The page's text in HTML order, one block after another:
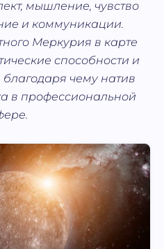
мышление, чувство
и коммуникации.
Меркурия в карте
способности и
благодаря чему натив
в профессиональной